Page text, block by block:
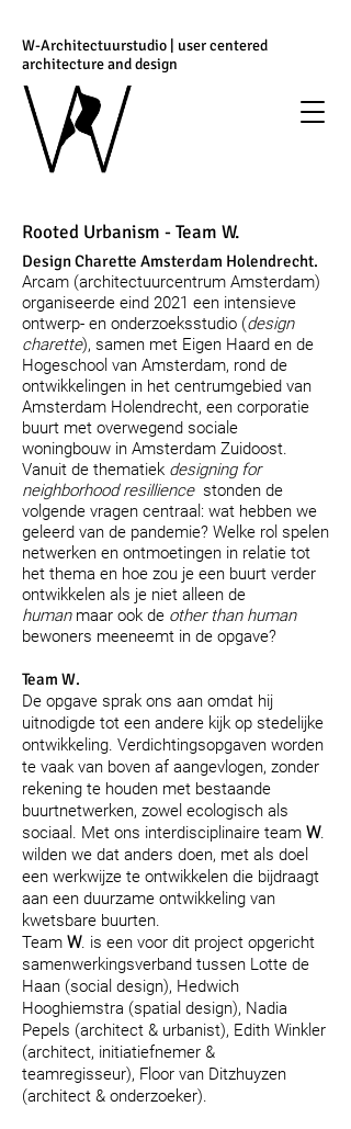
W-Architectuurstudio | user centered
architecture and design
Rooted Urbanism - Team W.
Design Charette Amsterdam Holendrecht.
Arcam (architectuurcentrum Amsterdam)
organiseerde eind 2021 een intensieve
ontwerp- en onderzoeksstudio (design
charette), samen met Eigen Haard en de
Hogeschool van Amsterdam, rond de
ontwikkelingen in het centrumgebied van
Amsterdam Holendrecht, een corporatie
buurt met overwegend sociale
woningbouw in Amsterdam Zuidoost.
Vanuit de thematiek designing for
neighborhood resilliencestonden de
volgende vragen centraal: wat hebben we
geleerd van de pandemie? Welke rol spelen
netwerken en ontmoetingen in relatie tot
het thema en hoe zou je een buurt verder
ontwikkelen als je niet alleen de
humanmaar ook de other than human
bewoners meeneemt in de opgave?
Team W.
De opgave sprak ons aan omdat hij
uitnodigde tot een andere kijk op stedelijke
ontwikkeling. Verdichtingsopgaven worden
te vaak van boven af aangevlogen, zonder
rekening te houden met bestaande
buurtnetwerken, zowel ecologisch als
sociaal. Met ons interdisciplinaire team W.
wilden we dat anders doen, met als doel
een werkwijze te ontwikkelen die bijdraagt
aan een duurzame ontwikkeling van
kwetsbare buurten.
Team W. is een voor dit project opgericht
samenwerkingsverband tussen Lotte de
Haan (social design), Hedwich
Hooghiemstra (spatial design), Nadia
Pepels (architect & urbanist), Edith Winkler
(architect, initiatiefnemer &
teamregisseur), Floor van Ditzhuyzen
(architect & onderzoeker).